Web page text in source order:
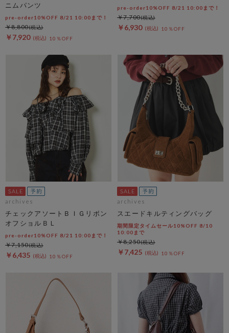
ニムパンツ
pre-order10%OFF 8/21 10:00まで！
￥7,920 10％OFF
￥8,800
pre-order10%OFF 8/21 10:00まで！
￥6,930 10％OFF
￥7,700
archives
チェックアソートＢＩＧリボン
オフショルＢＬ
pre-order10%OFF 8/21 10:00まで！
￥6,435 10％OFF
￥7,150
archives
スエードキルティングバッグ
期間限定タイムセール10%OFF 8/10
10:00まで
￥7,425 10％OFF
￥8,250